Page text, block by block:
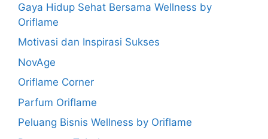
Gaya Hidup Sehat Bersama Wellness by
Oriflame
Motivasi dan Inspirasi Sukses
NovAge
Oriflame Corner
Parfum Oriflame
Peluang Bisnis Wellness by Oriflame